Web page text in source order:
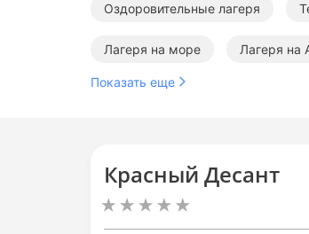
Красный Десант
Оздоровительные лагеря
Лагеря на море Лагеря на
Летние лагеря на море
Показать еще